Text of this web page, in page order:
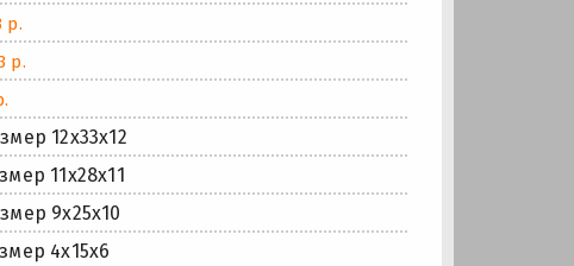
р.
р.
12x33x12
11x28x11
9x25x10
4x15x6